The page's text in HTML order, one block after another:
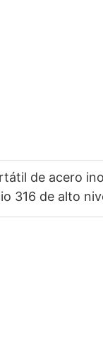
de acero
316 de alto
animados